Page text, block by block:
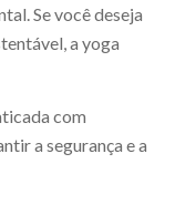
Se você deseja
a yoga
com
a segurança e a